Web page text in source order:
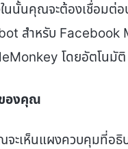
ในนั้นคุณจะต้องเชื่อม
สำหรับ
โดยอัตโนมัติ
องคุณ
ะเห็นแผงควบคุมที่อธิ